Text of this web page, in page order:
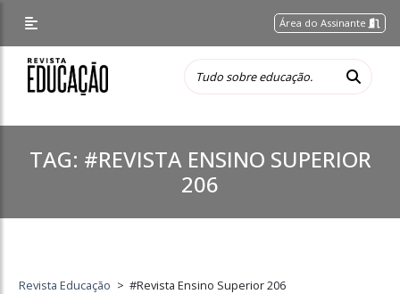
Área do Assinante
TAG: #REVISTA ENSINO SUPERIOR
206
Revista Educação > #Revista Ensino Superior 206